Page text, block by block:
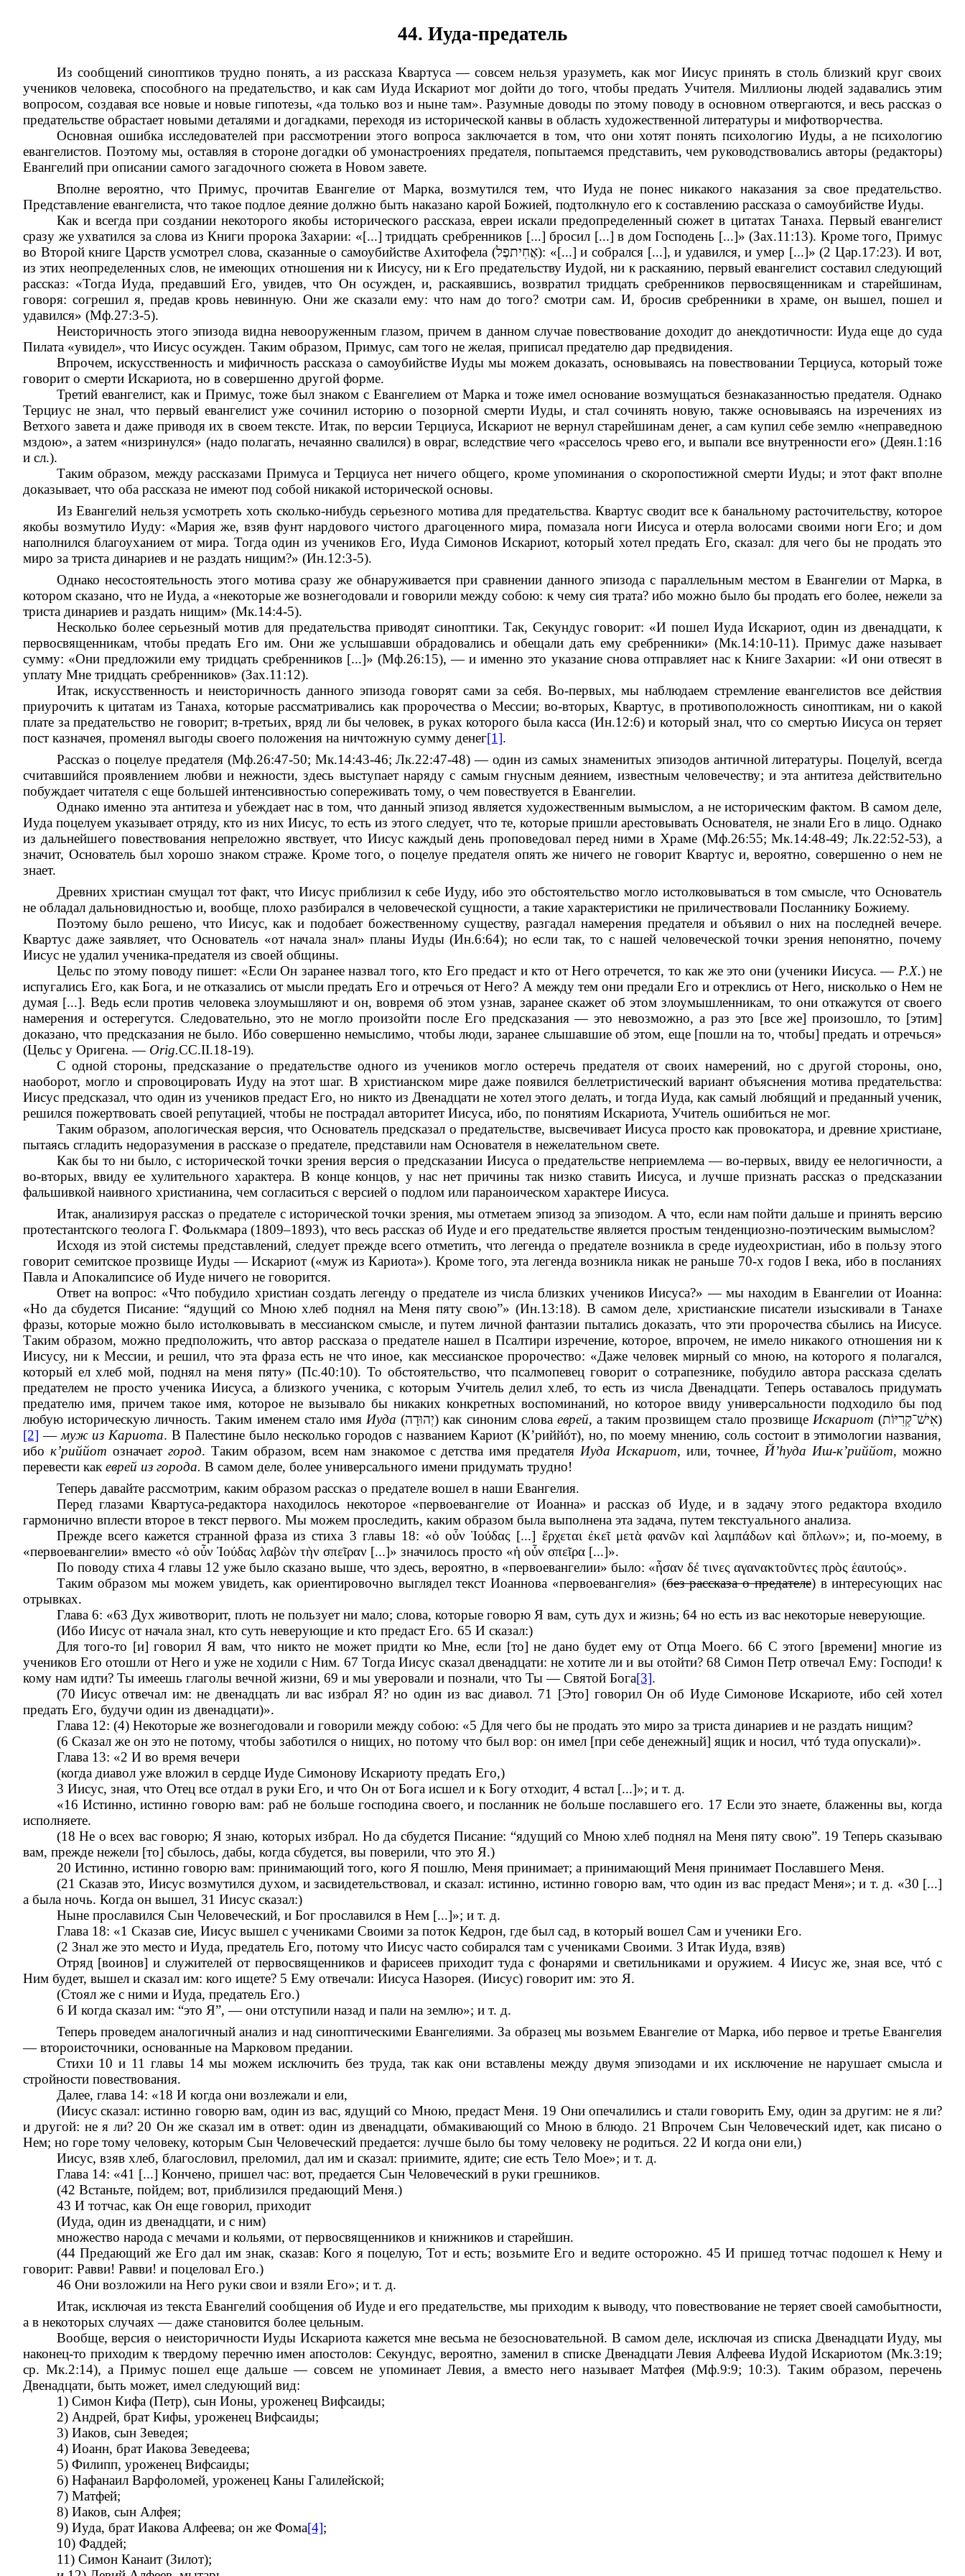
44. Иуда-предатель
Из сообщений синоптиков трудно понять, а из рассказа Квартуса — совсем нельзя уразуметь, как мог Иисус принять в столь близкий круг своих
учеников человека, способного на предательство, и как сам Иуда Искариот мог дойти до того, чтобы предать Учителя. Миллионы людей задавались этим
вопросом, создавая все новые и новые гипотезы, «да только воз и ныне там». Разумные доводы по этому поводу в основном отвергаются, и весь рассказ о
предательстве обрастает новыми деталями и догадками, переходя из исторической канвы в область художественной литературы и мифотворчества.
Основная ошибка исследователей при рассмотрении этого вопроса заключается в том, что они хотят понять психологию Иуды, а не психологию
евангелистов. Поэтому мы, оставляя в стороне догадки об умонастроениях предателя, попытаемся представить, чем руководствовались авторы (редакторы)
Евангелий при описании самого загадочного сюжета в Новом завете.
Вполне вероятно, что Примус, прочитав Евангелие от Марка, возмутился тем, что Иуда не понес никакого наказания за свое предательство.
Представление евангелиста, что такое подлое деяние должно быть наказано карой Божией, подтолкнуло его к составлению рассказа о самоубийстве Иуды.
Как и всегда при создании некоторого якобы исторического рассказа, евреи искали предопределенный сюжет в цитатах Танаха. Первый евангелист
сразу же ухватился за слова из Книги пророка Захарии: «[...] тридцать сребренников [...] бросил [...] в дом Господень [...]» (Зах.11:13). Кроме того, Примус
во Второй книге Царств усмотрел слова, сказанные о самоубийстве Ахитофела (אֲחִיתפֶל): «[...] и собрался [...], и удавился, и умер [...]» (2 Цар.17:23). И вот,
из этих неопределенных слов, не имеющих отношения ни к Иисусу, ни к Его предательству Иудой, ни к раскаянию, первый евангелист составил следующий
рассказ: «Тогда Иуда, предавший Его, увидев, что Он осужден, и, раскаявшись, возвратил тридцать сребренников первосвященникам и старейшинам,
говоря: согрешил я, предав кровь невинную. Они же сказали ему: что нам до того? смотри сам. И, бросив сребренники в храме, он вышел, пошел и
удавился» (Мф.27:3-5).
Неисторичность этого эпизода видна невооруженным глазом, причем в данном случае повествование доходит до анекдотичности: Иуда еще до суда
Пилата «увидел», что Иисус осужден. Таким образом, Примус, сам того не желая, приписал предателю дар предвидения.
Впрочем, искусственность и мифичность рассказа о самоубийстве Иуды мы можем доказать, основываясь на повествовании Терциуса, который тоже
говорит о смерти Искариота, но в совершенно другой форме.
Третий евангелист, как и Примус, тоже был знаком с Евангелием от Марка и тоже имел основание возмущаться безнаказанностью предателя. Однако
Терциус не знал, что первый евангелист уже сочинил историю о позорной смерти Иуды, и стал сочинять новую, также основываясь на изречениях из
Ветхого завета и даже приводя их в своем тексте. Итак, по версии Терциуса, Искариот не вернул старейшинам денег, а сам купил себе землю «неправедною
мздою», а затем «низринулся» (надо полагать, нечаянно свалился) в овраг, вследствие чего «расселось чрево его, и выпали все внутренности его» (Деян.1:16
и сл.).
Таким образом, между рассказами Примуса и Терциуса нет ничего общего, кроме упоминания о скоропостижной смерти Иуды; и этот факт вполне
доказывает, что оба рассказа не имеют под собой никакой исторической основы.
Из Евангелий нельзя усмотреть хоть сколько-нибудь серьезного мотива для предательства. Квартус сводит все к банальному расточительству, которое
якобы возмутило Иуду: «Мария же, взяв фунт нардового чистого драгоценного мира, помазала ноги Иисуса и отерла волосами своими ноги Его; и дом
наполнился благоуханием от мира. Тогда один из учеников Его, Иуда Симонов Искариот, который хотел предать Его, сказал: для чего бы не продать это
миро за триста динариев и не раздать нищим?» (Ин.12:3-5).
Однако несостоятельность этого мотива сразу же обнаруживается при сравнении данного эпизода с параллельным местом в Евангелии от Марка, в
котором сказано, что не Иуда, а «некоторые же вознегодовали и говорили между собою: к чему сия трата? ибо можно было бы продать его более, нежели за
триста динариев и раздать нищим» (Мк.14:4-5).
Несколько более серьезный мотив для предательства приводят синоптики. Так, Секундус говорит: «И пошел Иуда Искариот, один из двенадцати, к
первосвященникам, чтобы предать Его им. Они же услышавши обрадовались и обещали дать ему сребренники» (Мк.14:10-11). Примус даже называет
сумму: «Они предложили ему тридцать сребренников [...]» (Мф.26:15), — и именно это указание снова отправляет нас к Книге Захарии: «И они отвесят в
уплату Мне тридцать сребренников» (Зах.11:12).
Итак, искусственность и неисторичность данного эпизода говорят сами за себя. Во-первых, мы наблюдаем стремление евангелистов все действия
приурочить к цитатам из Танаха, которые рассматривались как пророчества о Мессии; во-вторых, Квартус, в противоположность синоптикам, ни о какой
плате за предательство не говорит; в-третьих, вряд ли бы человек, в руках которого была касса (Ин.12:6) и который знал, что со смертью Иисуса он теряет
пост казначея, променял выгоды своего положения на ничтожную сумму денег[1].
Рассказ о поцелуе предателя (Мф.26:47-50; Мк.14:43-46; Лк.22:47-48) — один из самых знаменитых эпизодов античной литературы. Поцелуй, всегда
считавшийся проявлением любви и нежности, здесь выступает наряду с самым гнусным деянием, известным человечеству; и эта антитеза действительно
побуждает читателя с еще большей интенсивностью сопереживать тому, о чем повествуется в Евангелии.
Однако именно эта антитеза и убеждает нас в том, что данный эпизод является художественным вымыслом, а не историческим фактом. В самом деле,
Иуда поцелуем указывает отряду, кто из них Иисус, то есть из этого следует, что те, которые пришли арестовывать Основателя, не знали Его в лицо. Однако
из дальнейшего повествования непреложно явствует, что Иисус каждый день проповедовал перед ними в Храме (Мф.26:55; Мк.14:48-49; Лк.22:52-53), а
значит, Основатель был хорошо знаком страже. Кроме того, о поцелуе предателя опять же ничего не говорит Квартус и, вероятно, совершенно о нем не
знает.
Древних христиан смущал тот факт, что Иисус приблизил к себе Иуду, ибо это обстоятельство могло истолковываться в том смысле, что Основатель
не обладал дальновидностью и, вообще, плохо разбирался в человеческой сущности, а такие характеристики не приличествовали Посланнику Божиему.
Поэтому было решено, что Иисус, как и подобает божественному существу, разгадал намерения предателя и объявил о них на последней вечере.
Квартус даже заявляет, что Основатель «от начала знал» планы Иуды (Ин.6:64); но если так, то с нашей человеческой точки зрения непонятно, почему
Иисус не удалил ученика-предателя из своей общины.
Цельс по этому поводу пишет: «Если Он заранее назвал того, кто Его предаст и кто от Него отречется, то как же это они (ученики Иисуса. — Р.Х.) не
испугались Его, как Бога, и не отказались от мысли предать Его и отречься от Него? А между тем они предали Его и отреклись от Него, нисколько о Нем не
думая [...]. Ведь если против человека злоумышляют и он, вовремя об этом узнав, заранее скажет об этом злоумышленникам, то они откажутся от своего
намерения и остерегутся. Следовательно, это не могло произойти после Его предсказания — это невозможно, а раз это [все же] произошло, то [этим]
доказано, что предсказания не было. Ибо совершенно немыслимо, чтобы люди, заранее слышавшие об этом, еще [пошли на то, чтобы] предать и отречься»
(Цельс у Оригена. — Orig.CC.II.18-19).
С одной стороны, предсказание о предательстве одного из учеников могло остеречь предателя от своих намерений, но с другой стороны, оно,
наоборот, могло и спровоцировать Иуду на этот шаг. В христианском мире даже появился беллетристический вариант объяснения мотива предательства:
Иисус предсказал, что один из учеников предаст Его, но никто из Двенадцати не хотел этого делать, и тогда Иуда, как самый любящий и преданный ученик,
решился пожертвовать своей репутацией, чтобы не пострадал авторитет Иисуса, ибо, по понятиям Искариота, Учитель ошибиться не мог.
Таким образом, апологическая версия, что Основатель предсказал о предательстве, высвечивает Иисуса просто как провокатора, и древние христиане,
пытаясь сгладить недоразумения в рассказе о предателе, представили нам Основателя в нежелательном свете.
Как бы то ни было, с исторической точки зрения версия о предсказании Иисуса о предательстве неприемлема — во-первых, ввиду ее нелогичности, а
во-вторых, ввиду ее хулительного характера. В конце концов, у нас нет причины так низко ставить Иисуса, и лучше признать рассказ о предсказании
фальшивкой наивного христианина, чем согласиться с версией о подлом или параноическом характере Иисуса.
Итак, анализируя рассказ о предателе с исторической точки зрения, мы отметаем эпизод за эпизодом. А что, если нам пойти дальше и принять версию
протестантского теолога Г. Фолькмара (1809–1893), что весь рассказ об Иуде и его предательстве является простым тенденциозно-поэтическим вымыслом?
Исходя из этой системы представлений, следует прежде всего отметить, что легенда о предателе возникла в среде иудеохристиан, ибо в пользу этого
говорит семитское прозвище Иуды — Искариот («муж из Кариота»). Кроме того, эта легенда возникла никак не раньше 70-х годов I века, ибо в посланиях
Павла и Апокалипсисе об Иуде ничего не говорится.
Ответ на вопрос: «Что побудило христиан создать легенду о предателе из числа близких учеников Иисуса?» — мы находим в Евангелии от Иоанна:
«Но да сбудется Писание: “ядущий со Мною хлеб поднял на Меня пяту свою”» (Ин.13:18). В самом деле, христианские писатели изыскивали в Танахе
фразы, которые можно было истолковывать в мессианском смысле, и путем личной фантазии пытались доказать, что эти пророчества сбылись на Иисусе.
Таким образом, можно предположить, что автор рассказа о предателе нашел в Псалтири изречение, которое, впрочем, не имело никакого отношения ни к
Иисусу, ни к Мессии, и решил, что эта фраза есть не что иное, как мессианское пророчество: «Даже человек мирный со мною, на которого я полагался,
который ел хлеб мой, поднял на меня пяту» (Пс.40:10). То обстоятельство, что псалмопевец говорит о сотрапезнике, побудило автора рассказа сделать
предателем не просто ученика Иисуса, а близкого ученика, с которым Учитель делил хлеб, то есть из числа Двенадцати. Теперь оставалось придумать
предателю имя, причем такое имя, которое не вызывало бы никаких конкретных воспоминаний, но которое ввиду универсальности подходило бы под
любую историческую личность. Таким именем стало имя Иуда (יְהוּדָה) как синоним слова еврей, а таким прозвищем стало прозвище Искариот (אִישׁ־קְרִיּוֹת)
[2] —муж из Кариота. В Палестине было несколько городов с названием Кариот (К’риййóт), но, по моему мнению, соль состоит в этимологии названия,
ибо к’риййот означает город. Таким образом, всем нам знакомое с детства имя предателя Иуда Искариот, или, точнее, Й’hуда Иш-к’риййот, можно
перевести как еврей из города. В самом деле, более универсального имени придумать трудно!
Теперь давайте рассмотрим, каким образом рассказ о предателе вошел в наши Евангелия.
Перед глазами Квартуса-редактора находилось некоторое «первоевангелие от Иоанна» и рассказ об Иуде, и в задачу этого редактора входило
гармонично вплести второе в текст первого. Мы можем проследить, каким образом была выполнена эта задача, путем текстуального анализа.
Прежде всего кажется странной фраза из стиха 3 главы 18: «ὁ οὖν Ἰούδας [...] ἔρχεται ἐκεῖ μετὰ φανῶν καὶ λαμπάδων καὶ ὅπλων»; и, по-моему, в
«первоевангелии» вместо «ὁ οὖν Ἰούδας λαβὼν τὴν σπεῖραν [...]» значилось просто «ἡ οὖν σπεῖρα [...]».
По поводу стиха 4 главы 12 уже было сказано выше, что здесь, вероятно, в «первоевангелии» было: «ἦσαν δέ τινες αγανακτοῦντες πρὸς ἑαυτούς».
Таким образом мы можем увидеть, как ориентировочно выглядел текст Иоаннова «первоевангелия» (без рассказа о предателе) в интересующих нас
отрывках.
Глава 6: «63 Дух животворит, плоть не пользует ни мало; слова, которые говорю Я вам, суть дух и жизнь; 64 но есть из вас некоторые неверующие.
(Ибо Иисус от начала знал, кто суть неверующие и кто предаст Его. 65 И сказал:)
Для того-то [и] говорил Я вам, что никто не может придти ко Мне, если [то] не дано будет ему от Отца Моего. 66 С этого [времени] многие из
учеников Его отошли от Него и уже не ходили с Ним. 67 Тогда Иисус сказал двенадцати: не хотите ли и вы отойти? 68 Симон Петр отвечал Ему: Господи! к
кому нам идти? Ты имеешь глаголы вечной жизни, 69 и мы уверовали и познали, что Ты — Святой Бога[3].
(70 Иисус отвечал им: не двенадцать ли вас избрал Я? но один из вас диавол. 71 [Это] говорил Он об Иуде Симонове Искариоте, ибо сей хотел
предать Его, будучи один из двенадцати)».
Глава 12: (4) Некоторые же вознегодовали и говорили между собою: «5 Для чего бы не продать это миро за триста динариев и не раздать нищим?
(6 Сказал же он это не потому, чтобы заботился о нищих, но потому что был вор: он имел [при себе денежный] ящик и носил, чтó туда опускали)».
Глава 13: «2 И во время вечери
(когда диавол уже вложил в сердце Иуде Симонову Искариоту предать Его,)
3 Иисус, зная, что Отец все отдал в руки Его, и что Он от Бога исшел и к Богу отходит, 4 встал [...]»; и т. д.
«16 Истинно, истинно говорю вам: раб не больше господина своего, и посланник не больше пославшего его. 17 Если это знаете, блаженны вы, когда
исполняете.
(18 Не о всех вас говорю; Я знаю, которых избрал. Но да сбудется Писание: “ядущий со Мною хлеб поднял на Меня пяту свою”. 19 Теперь сказываю
вам, прежде нежели [то] сбылось, дабы, когда сбудется, вы поверили, что это Я.)
20 Истинно, истинно говорю вам: принимающий того, кого Я пошлю, Меня принимает; а принимающий Меня принимает Пославшего Меня.
(21 Сказав это, Иисус возмутился духом, и засвидетельствовал, и сказал: истинно, истинно говорю вам, что один из вас предаст Меня»; и т. д. «30 [...]
а была ночь. Когда он вышел, 31 Иисус сказал:)
Ныне прославился Сын Человеческий, и Бог прославился в Нем [...]»; и т. д.
Глава 18: «1 Сказав сие, Иисус вышел с учениками Своими за поток Кедрон, где был сад, в который вошел Сам и ученики Его.
(2 Знал же это место и Иуда, предатель Его, потому что Иисус часто собирался там с учениками Своими. 3 Итак Иуда, взяв)
Отряд [воинов] и служителей от первосвященников и фарисеев приходит туда с фонарями и светильниками и оружием. 4 Иисус же, зная все, чтó с
Ним будет, вышел и сказал им: кого ищете? 5 Ему отвечали: Иисуса Назорея. (Иисус) говорит им: это Я.
(Стоял же с ними и Иуда, предатель Его.)
6 И когда сказал им: “это Я”, — они отступили назад и пали на землю»; и т. д.
Теперь проведем аналогичный анализ и над синоптическими Евангелиями. За образец мы возьмем Евангелие от Марка, ибо первое и третье Евангелия
— второисточники, основанные на Марковом предании.
Стихи 10 и 11 главы 14 мы можем исключить без труда, так как они вставлены между двумя эпизодами и их исключение не нарушает смысла и
стройности повествования.
Далее, глава 14: «18 И когда они возлежали и ели,
(Иисус сказал: истинно говорю вам, один из вас, ядущий со Мною, предаст Меня. 19 Они опечалились и стали говорить Ему, один за другим: не я ли?
и другой: не я ли? 20 Он же сказал им в ответ: один из двенадцати, обмакивающий со Мною в блюдо. 21 Впрочем Сын Человеческий идет, как писано о
Нем; но горе тому человеку, которым Сын Человеческий предается: лучше было бы тому человеку не родиться. 22 И когда они ели,)
Иисус, взяв хлеб, благословил, преломил, дал им и сказал: приимите, ядите; сие есть Тело Мое»; и т. д.
Глава 14: «41 [...] Кончено, пришел час: вот, предается Сын Человеческий в руки грешников.
(42 Встаньте, пойдем; вот, приблизился предающий Меня.)
43 И тотчас, как Он еще говорил, приходит
(Иуда, один из двенадцати, и с ним)
множество народа с мечами и кольями, от первосвященников и книжников и старейшин.
(44 Предающий же Его дал им знак, сказав: Кого я поцелую, Тот и есть; возьмите Его и ведите осторожно. 45 И пришед тотчас подошел к Нему и
говорит: Равви! Равви! и поцеловал Его.)
46 Они возложили на Него руки свои и взяли Его»; и т. д.
Итак, исключая из текста Евангелий сообщения об Иуде и его предательстве, мы приходим к выводу, что повествование не теряет своей самобытности,
а в некоторых случаях — даже становится более цельным.
Вообще, версия о неисторичности Иуды Искариота кажется мне весьма не безосновательной. В самом деле, исключая из списка Двенадцати Иуду, мы
наконец-то приходим к твердому перечню имен апостолов: Секундус, вероятно, заменил в списке Двенадцати Левия Алфеева Иудой Искариотом (Мк.3:19;
ср. Мк.2:14), а Примус пошел еще дальше — совсем не упоминает Левия, а вместо него называет Матфея (Мф.9:9; 10:3). Таким образом, перечень
Двенадцати, быть может, имел следующий вид:
1) Симон Кифа (Петр), сын Ионы, уроженец Вифсаиды;
2) Андрей, брат Кифы, уроженец Вифсаиды;
3) Иаков, сын Зеведея;
4) Иоанн, брат Иакова Зеведеева;
5) Филипп, уроженец Вифсаиды;
6) Нафанаил Варфоломей, уроженец Каны Галилейской;
7) Матфей;
8) Иаков, сын Алфея;
9) Иуда, брат Иакова Алфеева; он же Фома[4];
10) Фаддей;
11) Симон Канаит (Зилот);